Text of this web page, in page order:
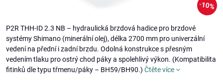
10%
P2R THH-ID 2.3 NB – hydraulická brzdová hadice pro brzdové
systémy Shimano (minerální olej), délka 2700 mm pro univerzální
vedení na přední i zadní brzdu. Odolná konstrukce s přesným
vedením tlaku pro ostrý chod páky a spolehlivý výkon. (Kompatibilita
fitinků dle typu třmenu/páky – BH59/BH90.) Čtěte více